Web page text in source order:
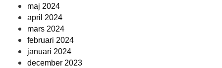
maj 2024
april 2024
mars 2024
februari 2024
januari 2024
december 2023